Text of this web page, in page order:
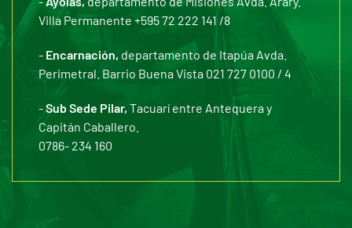
Villa Permanente +595 72 222 141 /8
- Encarnación, departamento de Itapúa Avda.
Perimetral. Barrio Buena Vista 021 727 0100 / 4
-Sub Sede Pilar, Tacuarí entre Antequera y
Capitán Caballero.
0786- 234 160